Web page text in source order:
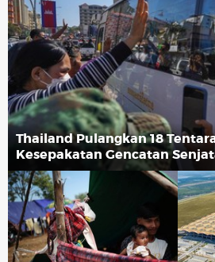
Thailand Pulangkan 18
Kesepakatan Gencatan